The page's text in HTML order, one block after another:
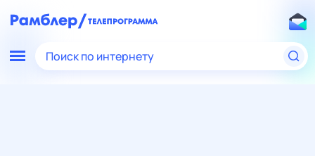
Поиск по интернету